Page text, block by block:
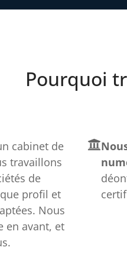
Pourquoi
cabinet de
travaillons
de
profil et
Nous
en avant, et